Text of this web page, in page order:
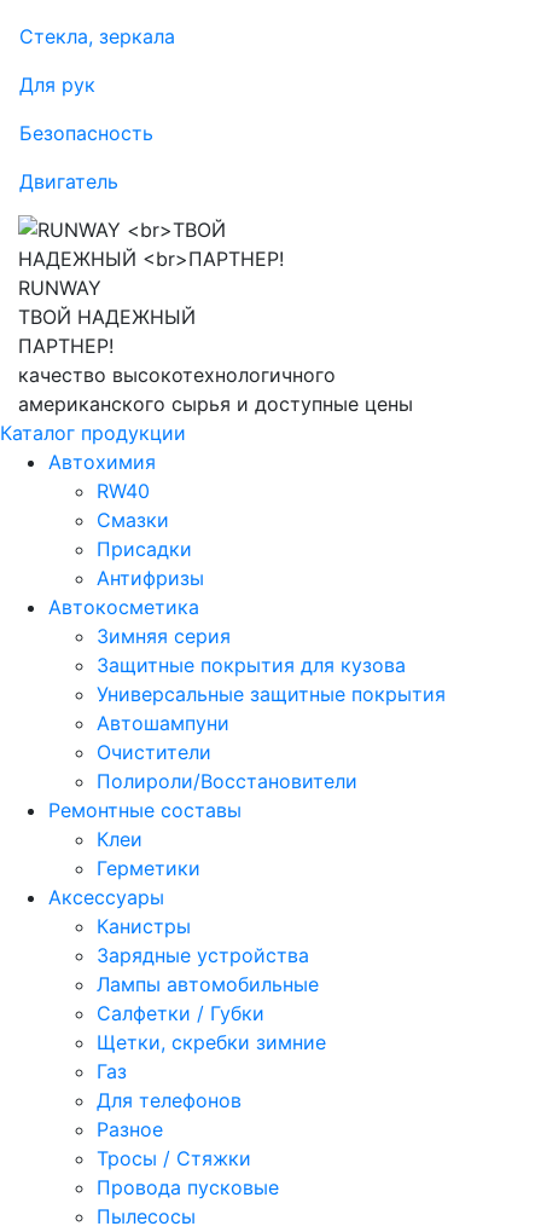
Стекла, зеркала
Для рук
Безопасность
Двигатель
RUNWAY
ТВОЙ НАДЕЖНЫЙ
ПАРТНЕР!
качество высокотехнологичного
американского сырья и доступные цены
Каталог продукции
Автохимия
RW40
Смазки
Присадки
Антифризы
Автокосметика
Зимняя серия
Защитные покрытия для кузова
Универсальные защитные покрытия
Автошампуни
Очистители
Полироли/Восстановители
Ремонтные составы
Клеи
Герметики
Аксессуары
Канистры
Зарядные устройства
Лампы автомобильные
Салфетки / Губки
Щетки, скребки зимние
Газ
Для телефонов
Разное
Тросы / Стяжки
Провода пусковые
Пылесосы